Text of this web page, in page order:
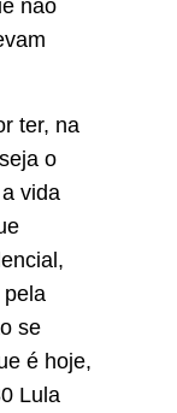
não
ter, na
o
vida
pela
se
é hoje,
Lula